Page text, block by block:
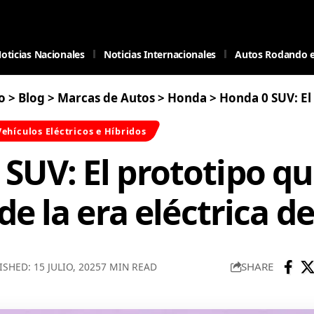
Nacionales Noticias Internacionales Autos Rodando
> Blog > Marcas de Autos> Honda > Honda 0 SUV: El prototipo que
Eléctricos e Híbridos
El prototipo
la era eléctrica
15 JULIO, 20257 MIN READ SHARE